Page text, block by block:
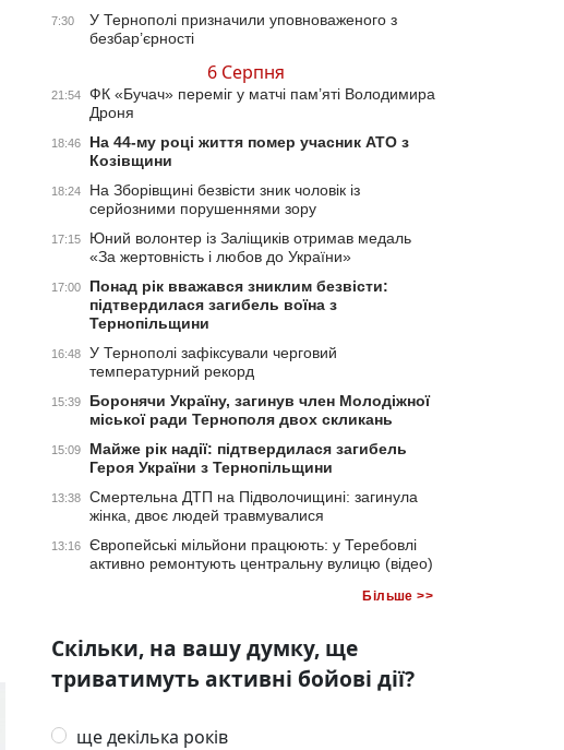
7:30
У Тернополі призначили уповноваженого з
безбар’єрності
6 Серпня
21:54
ФК «Бучач» переміг у матчі пам’яті Володимира
Дроня
18:46
На 44-му році життя помер учасник АТО з
Козівщини
18:24
На Зборівщині безвісти зник чоловік із
серйозними порушеннями зору
17:15
Юний волонтер із Заліщиків отримав медаль
«За жертовність і любов до України»
17:00
Понад рік вважався зниклим безвісти:
підтвердилася загибель воїна з
Тернопільщини
16:48
У Тернополі зафіксували черговий
температурний рекорд
15:39
Боронячи Україну, загинув член Молодіжної
міської ради Тернополя двох скликань
15:09
Майже рік надії: підтвердилася загибель
Героя України з Тернопільщини
13:38
Смертельна ДТП на Підволочищині: загинула
жінка, двоє людей травмувалися
13:16
Європейські мільйони працюють: у Теребовлі
активно ремонтують центральну вулицю (відео)
Більше >>
Скільки, на вашу думку, ще
триватимуть активні бойові дії?
ще декілька років